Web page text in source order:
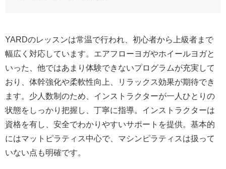
YARDのレッスンは常温で行われ、初心者から上級者まで
幅広く対応しています。エアフローヨガやホイールヨガと
いった、他ではあまり体験できないプログラムが充実して
おり、体幹強化や柔軟性向上、リラックス効果が期待でき
ます。少人数制のため、インストラクターが一人ひとりの
状態をしっかり把握し、丁寧に指導。インストラクターは
資格を有し、安全でわかりやすいサポートを提供。基本的
にはマットピラティス中心で、マシンピラティスは扱って
いない点も明確です。